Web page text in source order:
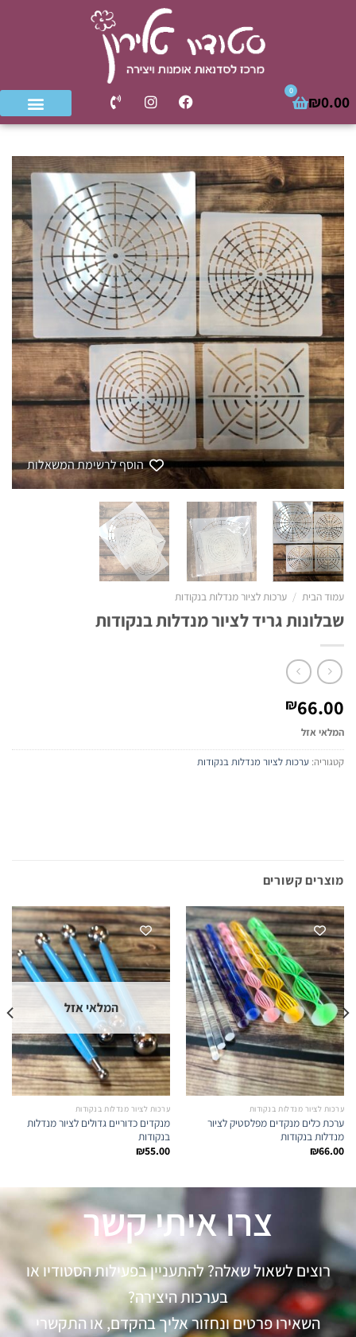
₪0.00
0
הוסף לרשימת המשאלות
עמוד הבית / ערכות לציור מנדלות בנקודות
שבלונות גריד לציור מנדלות בנקודות
₪66.00
המלאי אזל
קטגוריה: ערכות לציור מנדלות בנקודות
מוצרים קשורים
ערכות לציור מנדלות בנקודות
ערכת כלים מנקדים מפלסטיק לציור
מנדלות בנקודות
₪66.00
המלאי אזל
ערכות לציור מנדלות בנקודות
מנקדים כדוריים גדולים לציור מנדלות
בנקודות
₪55.00
צרו איתי קשר
רוצים לשאול שאלה? להתעניין בפעילות הסטודיו או
בערכות היצירה?
השאירו פרטים ונחזור אליך בהקדם, או התקשרי